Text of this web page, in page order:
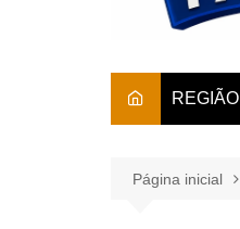
REGIÃO
Página inicial